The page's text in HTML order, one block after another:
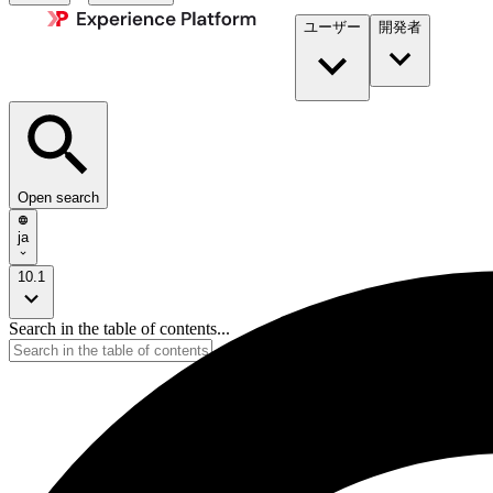
ユーザー
開発者​
Open search
ja
10.1
Search in the table of contents...